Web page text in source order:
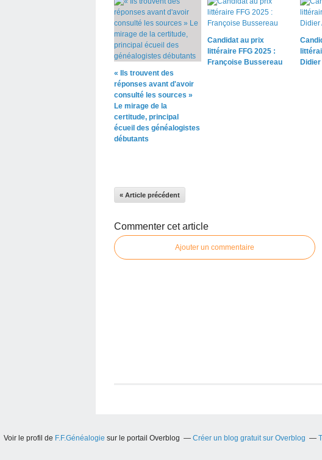
« Ils trouvent des
réponses avant d'avoir
consulté les sources »
Le mirage de la
certitude, principal
écueil des généalogistes
débutants
Candidat au prix
littéraire FFG 2025 :
Françoise Bussereau
« Article précédent
Commenter cet article
Ajouter un commentaire
Voir le profil de F.F.Généalogie sur le portail Overblog Créer un blog gratuit sur Overblog